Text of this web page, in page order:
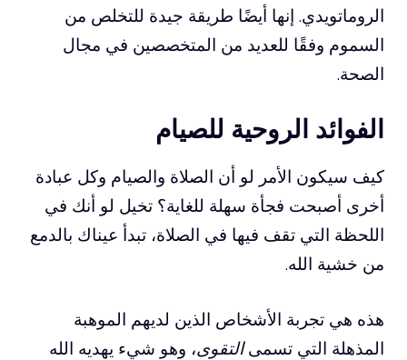
الروماتويدي. إنها أيضًا طريقة جيدة للتخلص من
السموم وفقًا للعديد من المتخصصين في مجال
الصحة.
الفوائد الروحية للصيام
كيف سيكون الأمر لو أن الصلاة والصيام وكل عبادة
أخرى أصبحت فجأة سهلة للغاية؟ تخيل لو أنك في
اللحظة التي تقف فيها في الصلاة، تبدأ عيناك بالدمع
من خشية الله.
هذه هي تجربة الأشخاص الذين لديهم الموهبة
المذهلة التي تسمىالتقوى، وهو شيء يهديه الله